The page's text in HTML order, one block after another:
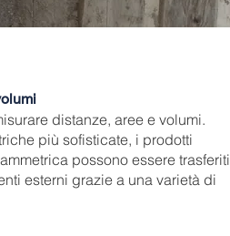
distanze, aree e volumi.
più sofisticate, i prodotti
possono essere trasferiti
esterni grazie a una varietà di